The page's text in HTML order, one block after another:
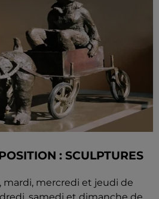
: SCULPTURES
mardi, mercredi et jeudi de